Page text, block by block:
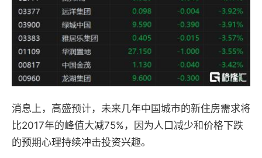
消息上，高盛预计，未来几年中国城市的新住房需求将
比2017年的峰值大减75%，因为人口减少和价格下跌
的预期心理持续冲击投资兴趣。